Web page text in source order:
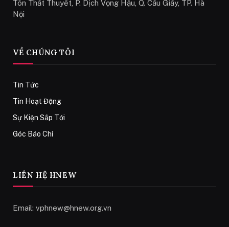
Tôn Thất Thuyết, P. Dịch Vọng Hậu, Q. Cầu Giấy, TP. Hà
Nội
VỀ CHÚNG TÔI
Tin Tức
Tin Hoạt Động
Sự Kiện Sắp Tới
Góc Báo Chí
LIÊN HỆ HNEW
Email: vphnew@hnew.org.vn